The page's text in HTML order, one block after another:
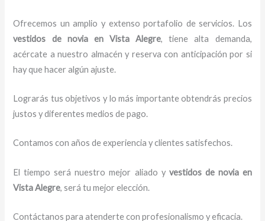
Ofrecemos un amplio y extenso portafolio de servicios. Los
vestidos de novia en Vista Alegre, tiene alta demanda,
acércate a nuestro almacén y reserva con anticipación por si
hay que hacer algún ajuste.
Lograrás tus objetivos y lo más importante obtendrás precios
justos y diferentes medios de pago.
Contamos con años de experiencia y clientes satisfechos.
El tiempo será nuestro mejor aliado y vestidos de novia en
Vista Alegre, será tu mejor elección.
Contáctanos para atenderte con profesionalismo y eficacia.